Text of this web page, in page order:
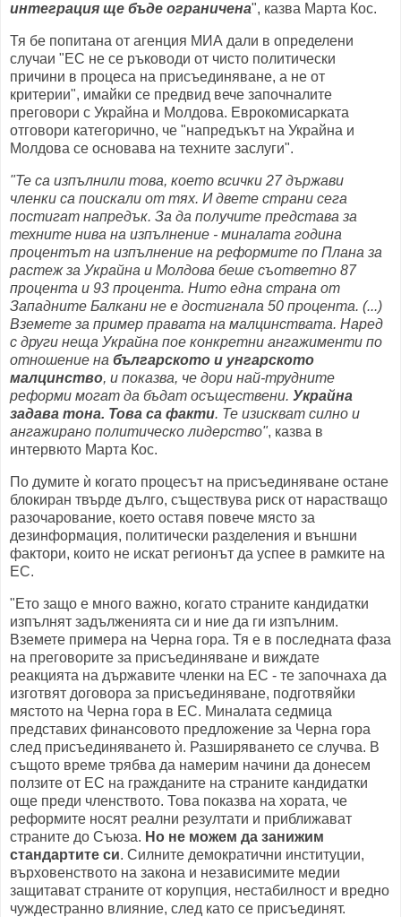
интеграция ще бъде ограничена", казва Марта Кос.
Тя бе попитана от агенция МИА дали в определени
случаи "ЕС не се ръководи от чисто политически
причини в процеса на присъединяване, а не от
критерии", имайки се предвид вече започналите
преговори с Украйна и Молдова. Еврокомисарката
отговори категорично, че "напредъкът на Украйна и
Молдова се основава на техните заслуги".
"Те са изпълнили това, което всички 27 държави
членки са поискали от тях. И двете страни сега
постигат напредък. За да получите представа за
техните нива на изпълнение - миналата година
процентът на изпълнение на реформите по Плана за
растеж за Украйна и Молдова беше съответно 87
процента и 93 процента. Нито една страна от
Западните Балкани не е достигнала 50 процента. (...)
Вземете за пример правата на малцинствата. Наред
с други неща Украйна пое конкретни ангажименти по
отношение на българското и унгарското
малцинство, и показва, че дори най-трудните
реформи могат да бъдат осъществени. Украйна
задава тона. Това са факти. Те изискват силно и
ангажирано политическо лидерство", казва в
интервюто Марта Кос.
По думите ѝ когато процесът на присъединяване остане
блокиран твърде дълго, съществува риск от нарастващо
разочарование, което оставя повече място за
дезинформация, политически разделения и външни
фактори, които не искат регионът да успее в рамките на
ЕС.
"Ето защо е много важно, когато страните кандидатки
изпълнят задълженията си и ние да ги изпълним.
Вземете примера на Черна гора. Тя е в последната фаза
на преговорите за присъединяване и виждате
реакцията на държавите членки на ЕС - те започнаха да
изготвят договора за присъединяване, подготвяйки
мястото на Черна гора в ЕС. Миналата седмица
представих финансовото предложение за Черна гора
след присъединяването ѝ. Разширяването се случва. В
същото време трябва да намерим начини да донесем
ползите от ЕС на гражданите на страните кандидатки
още преди членството. Това показва на хората, че
реформите носят реални резултати и приближават
страните до Съюза. Но не можем да занижим
стандартите си. Силните демократични институции,
върховенството на закона и независимите медии
защитават страните от корупция, нестабилност и вредно
чуждестранно влияние, след като се присъединят.